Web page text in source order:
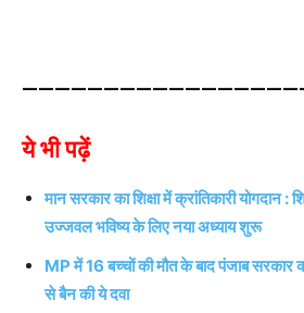
ये भी पढ़ें
मान सरकार का शिक्षा में क्रांतिकारी योगदान
उज्जवल भविष्य के लिए नया अध्याय शुरू
MP में 16 बच्चों की मौत के बाद पंजाब
से बैन की ये दवा